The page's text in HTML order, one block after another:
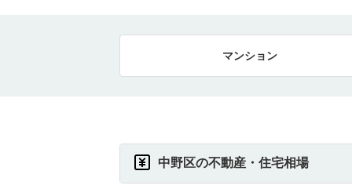
マンション
中野区の不動産・住宅相場